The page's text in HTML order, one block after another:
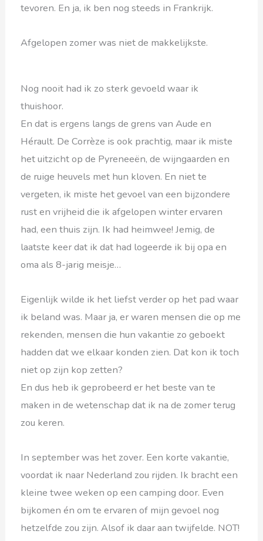
tevoren. En ja, ik ben nog steeds in Frankrijk.
Afgelopen zomer was niet de makkelijkste.
Nog nooit had ik zo sterk gevoeld waar ik
thuishoor.
En dat is ergens langs de grens van Aude en
Hérault. De Corrèze is ook prachtig, maar ik miste
het uitzicht op de Pyreneeën, de wijngaarden en
de ruige heuvels met hun kloven. En niet te
vergeten, ik miste het gevoel van een bijzondere
rust en vrijheid die ik afgelopen winter ervaren
had, een thuis zijn. Ik had heimwee! Jemig, de
laatste keer dat ik dat had logeerde ik bij opa en
oma als 8-jarig meisje…
Eigenlijk wilde ik het liefst verder op het pad waar
ik beland was. Maar ja, er waren mensen die op me
rekenden, mensen die hun vakantie zo geboekt
hadden dat we elkaar konden zien. Dat kon ik toch
niet op zijn kop zetten?
En dus heb ik geprobeerd er het beste van te
maken in de wetenschap dat ik na de zomer terug
zou keren.
In september was het zover. Een korte vakantie,
voordat ik naar Nederland zou rijden. Ik bracht een
kleine twee weken op een camping door. Even
bijkomen én om te ervaren of mijn gevoel nog
hetzelfde zou zijn. Alsof ik daar aan twijfelde. NOT!